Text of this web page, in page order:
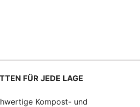
FÜR JEDE LAGE
Kompost- und